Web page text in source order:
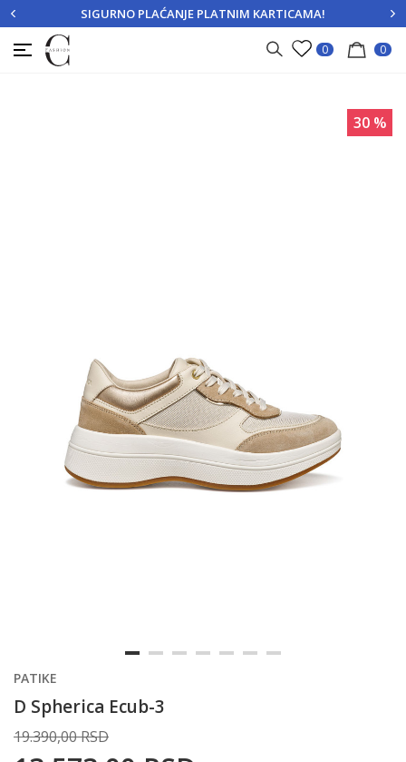
PRIJAVITE SE REGISTRUJTE SE
SIGURNO PLAĆANJE PLATNIM KARTICAMA!
0 0
30 %
PATIKE
D Spherica Ecub-3
19.390,00RSD